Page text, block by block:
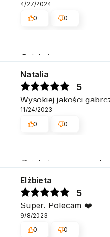
Dziękujemy za
4/27/2024
0
0
Dziękujemy za
Natalia
5
Wysokiej jakości
11/24/2023
0
0
Elżbieta
5
Super. Polecam ❤️
9/8/2023
0
0